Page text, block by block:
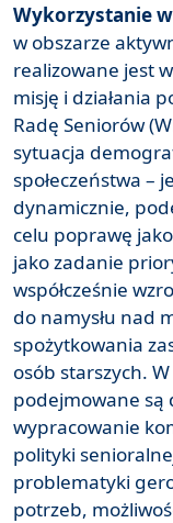
Wykorzystanie
w obszarze
realizowane jest
misję i działania
Radę Seniorów
sytuacja
społeczeństwa –
dynamicznie,
celu poprawę
jako zadanie
współcześnie
do namysłu nad
spożytkowania
osób starszych.
podejmowane są
wypracowanie
polityki
problematyki
potrzeb,